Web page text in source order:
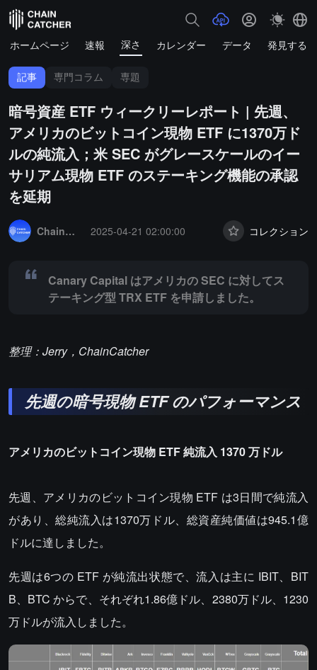
ホームページ 速報 深さ カレンダー データ 発見する
記事 専門コラム 専題
暗号資産 ETF ウィークリーレポート | 先週、
アメリカのビットコイン現物 ETF に1370万ド
ルの純流入；米 SEC がグレースケールのイー
サリアム現物 ETF のステーキング機能の承認
を延期
ChainCatcher セレクション
2025-04-21 02:00:00 コレクション
Canary Capital はアメリカの SEC に対してス
テーキング型 TRX ETF を申請しました。
整理：Jerry，ChainCatcher
先週の暗号現物 ETF のパフォーマンス
アメリカのビットコイン現物 ETF 純流入 1370 万ドル
先週、アメリカのビットコイン現物 ETF は3日間で純流入
があり、総純流入は1370万ドル、総資産純価値は945.1億
ドルに達しました。
先週は6つの ETF が純流出状態で、流入は主に IBIT、BIT
B、BTC からで、それぞれ1.86億ドル、2380万ドル、1230
万ドルが流入しました。